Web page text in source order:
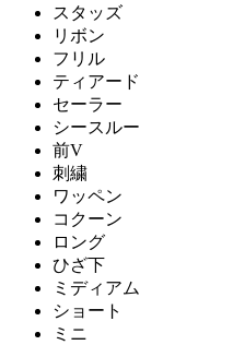
スタッズ
リボン
フリル
ティアード
セーラー
シースルー
前V
刺繍
ワッペン
コクーン
ロング
ひざ下
ミディアム
ショート
ミニ